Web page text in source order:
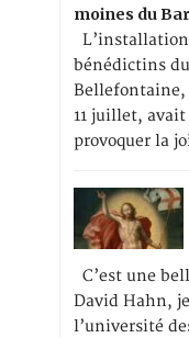
moines du
bénédictins
Bellefontaine,
11 juillet, avait
provoquer la
C’est une
David Hahn,
l’université